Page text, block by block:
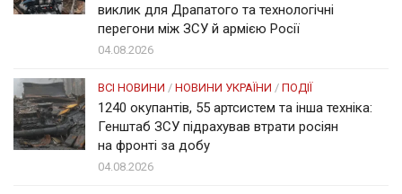
виклик для Драпатого та технологічні
перегони між ЗСУ й армією Росії
04.08.2026
ВСІ НОВИНИ / НОВИНИ УКРАЇНИ / ПОДІЇ
1240 окупантів, 55 артсистем та інша техніка:
Генштаб ЗСУ підрахував втрати росіян
на фронті за добу
04.08.2026